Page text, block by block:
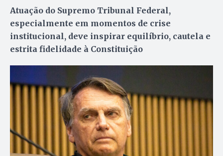
Atuação do Supremo Tribunal Federal,
especialmente em momentos de crise
institucional, deve inspirar equilíbrio, cautela e
estrita fidelidade à Constituição